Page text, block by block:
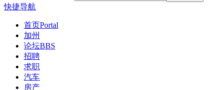
快捷导航
首页Portal
加州
论坛BBS
招聘
求职
汽车
房产